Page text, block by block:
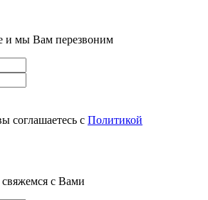
и мы Вам перезвоним
соглашаетесь с Политикой
с Вами